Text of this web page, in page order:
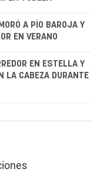
A PÍO BAROJA Y
EN VERANO
EN ESTELLA Y
LA CABEZA DURANTE